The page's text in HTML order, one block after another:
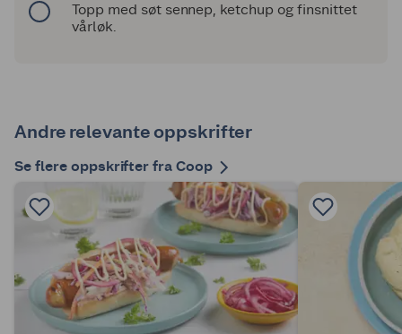
Topp med søt sennep, ketchup og finsnittet
vårløk.
Andre relevante oppskrifter
Se flere oppskrifter fra Coop